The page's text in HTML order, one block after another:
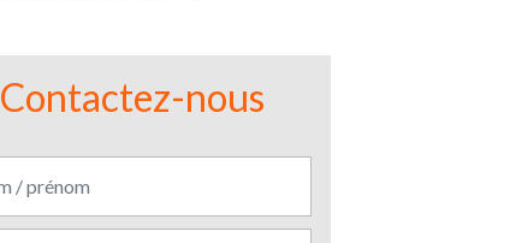
Contactez-nous